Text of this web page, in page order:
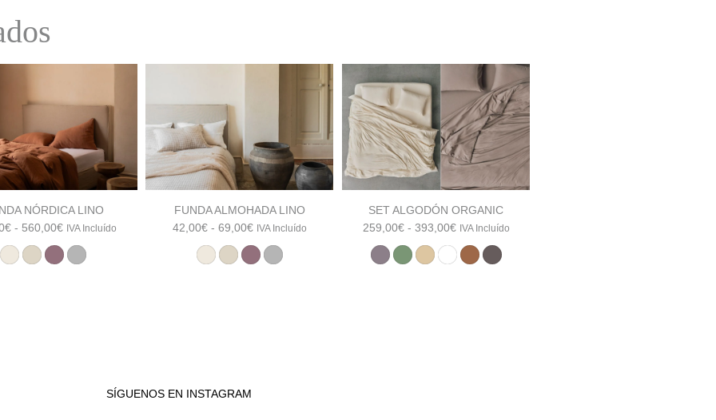
NÓRDICA LINO
€ - 560,00€Rango
de
precios:
IVA Incluído
FUNDA ALMOHADA LINO
42,00€ - 69,00€Rango
de
precios:
IVA Incluído
SET ALGODÓN ORGANIC
259,00€ - 393,00€Rango
de
precios:
IVA Incluído
SÍGUENOS EN INSTAGRAM